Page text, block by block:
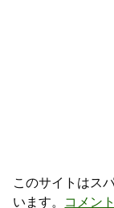
このサイトはス
います。 コメン